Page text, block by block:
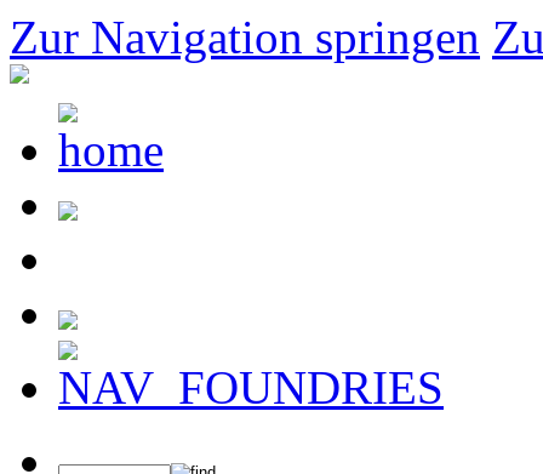
Zur Navigation springen